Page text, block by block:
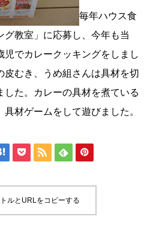
毎年ハウス食
グ教室」に応募し、今年も当
児でカレークッキングをしまし
皮むき、うめ組さんは具材を切
した。カレーの具材を煮ている
材ゲームをして遊びました。
   
ルとURLをコピーする